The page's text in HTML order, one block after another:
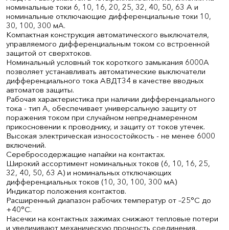
номинальные токи 6, 10, 16, 20, 25, 32, 40, 50, 63 А и
номинальные отключающие дифференциальные токи 10,
30, 100, 300 мА.
Компактная конструкция автоматического выключателя,
управляемого дифференциальным током со встроенной
защитой от сверхтоков.
Номинальный условный ток короткого замыкания 6000А
позволяет устанавливать автоматические выключатели
дифференциального тока АВДТ34 в качестве вводных
автоматов защиты.
Рабочая характеристика при наличии дифференциального
тока - тип А, обеспечивает универсальную защиту от
поражения током при случайном непреднамеренном
прикосновении к проводнику, и защиту от токов утечек.
Высокая электрическая износостойкость - не менее 6000
включений.
Серебросодержащие напайки на контактах.
Широкий ассортимент номинальных токов (6, 10, 16, 25,
32, 40, 50, 63 А) и номинальных отключающих
дифференциальных токов (10, 30, 100, 300 мА)
Индикатор положения контактов.
Расширенный диапазон рабочих температур от –25°С до
+40°С.
Насечки на контактных зажимах снижают тепловые потери
и увеличивают механическую прочность соединения.